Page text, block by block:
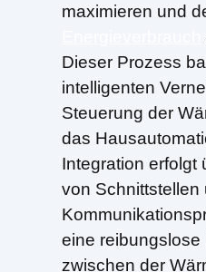
maximieren und
Dieser Prozess
intelligenten
Steuerung der
das
Integration erfolgt
von Schnittstellen
eine reibungslose
zwischen der